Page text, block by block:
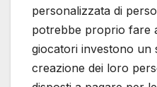
personalizzata di
potrebbe proprio fare
giocatori investono un
creazione dei loro